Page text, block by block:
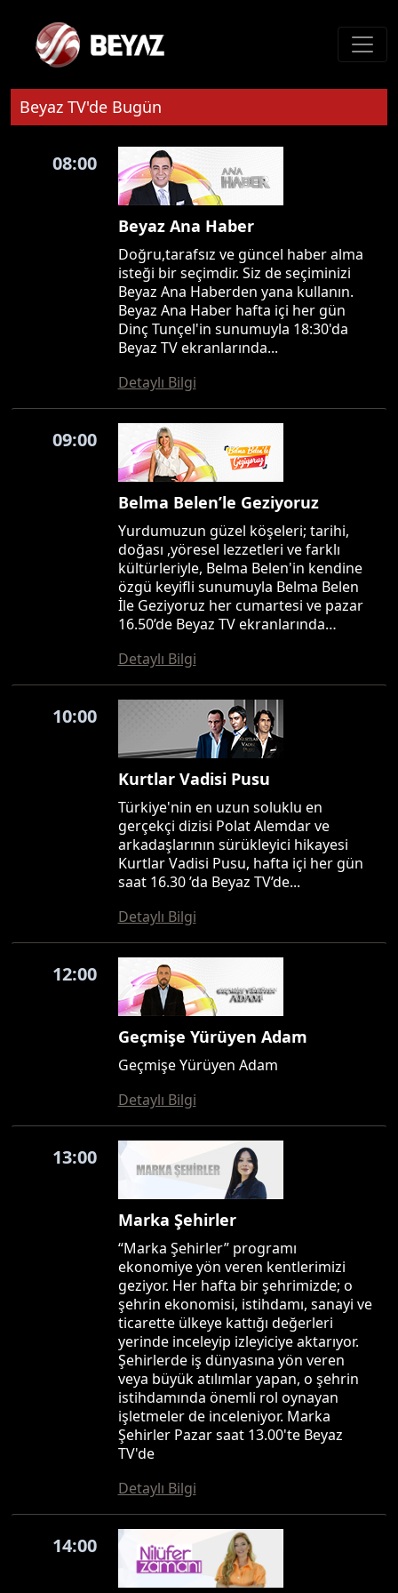
Beyaz TV'de Bugün
08:00
Beyaz Ana Haber
Doğru,tarafsız ve güncel haber alma
isteği bir seçimdir. Siz de seçiminizi
Beyaz Ana Haberden yana kullanın.
Beyaz Ana Haber hafta içi her gün
Dinç Tunçel'in sunumuyla 18:30'da
Beyaz TV ekranlarında...
Detaylı Bilgi
09:00
Belma Belen’le Geziyoruz
Yurdumuzun güzel köşeleri; tarihi,
doğası ,yöresel lezzetleri ve farklı
kültürleriyle, Belma Belen'in kendine
özgü keyifli sunumuyla Belma Belen
İle Geziyoruz her cumartesi ve pazar
16.50’de Beyaz TV ekranlarında…
Detaylı Bilgi
10:00
Kurtlar Vadisi Pusu
Türkiye'nin en uzun soluklu en
gerçekçi dizisi Polat Alemdar ve
arkadaşlarının sürükleyici hikayesi
Kurtlar Vadisi Pusu, hafta içi her gün
saat 16.30 ’da Beyaz TV’de...
Detaylı Bilgi
12:00
Geçmişe Yürüyen Adam
Geçmişe Yürüyen Adam
Detaylı Bilgi
13:00
Marka Şehirler
“Marka Şehirler” programı
ekonomiye yön veren kentlerimizi
geziyor. Her hafta bir şehrimizde; o
şehrin ekonomisi, istihdamı, sanayi ve
ticarette ülkeye kattığı değerleri
yerinde inceleyip izleyiciye aktarıyor.
Şehirlerde iş dünyasına yön veren
veya büyük atılımlar yapan, o şehrin
istihdamında önemli rol oynayan
işletmeler de inceleniyor. Marka
Şehirler Pazar saat 13.00'te Beyaz
TV'de
Detaylı Bilgi
14:00